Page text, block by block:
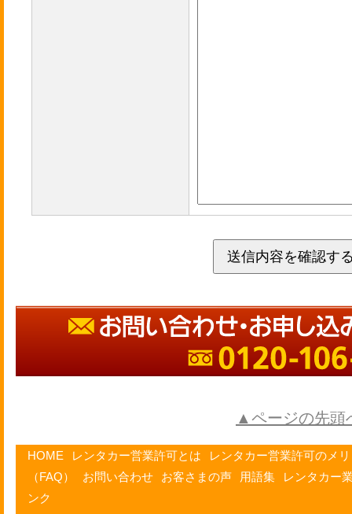
▲ページの先頭
HOME レンタカー営業許可とは
レンタカー営業許可のメ
（FAQ）
お問い合わせ お客さまの声 用語集
レンタカー
ンク